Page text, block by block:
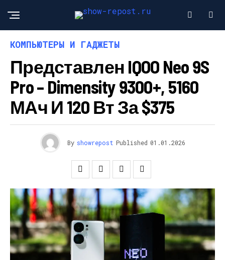
КОМПЬЮТЕРЫ И ГАДЖЕТЫ
Представлен IQOO Neo 9S
Pro – Dimensity 9300+, 5160
МАч И 120 Вт За $375
By showrepost Published 01.01.2026